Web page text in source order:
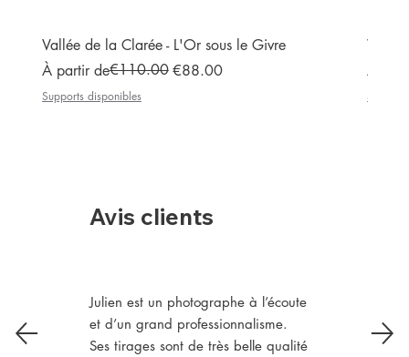
Vallée de la Clarée - L'Or sous le Givre
À partir de
Prix original€110.00 €88.00
Prix promotionnel
Supports disponibles
À
Prix
Prix
Avis clients
Julien est un photographe à l’écoute
et d’un grand professionnalisme.
Ses tirages sont de très belle qualité